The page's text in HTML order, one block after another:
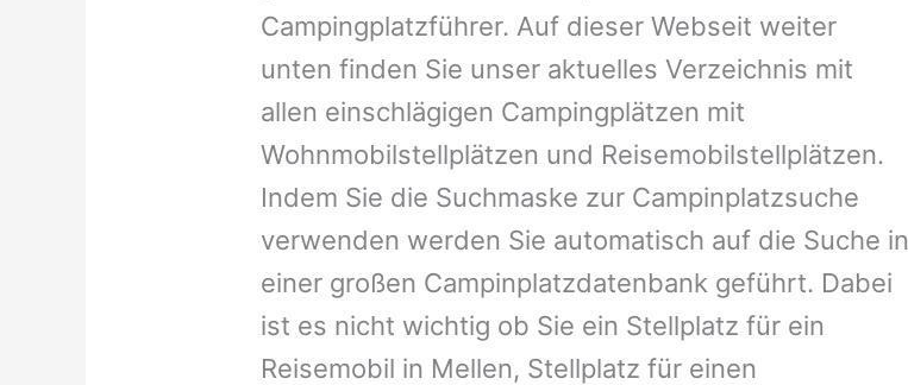
Campingplatzführer. Auf dieser Webseit weiter
unten finden Sie unser aktuelles Verzeichnis mit
allen einschlägigen Campingplätzen mit
Wohnmobilstellplätzen und Reisemobilstellplätzen.
Indem Sie die Suchmaske zur Campinplatzsuche
verwenden werden Sie automatisch auf die Suche in
einer großen Campinplatzdatenbank geführt. Dabei
ist es nicht wichtig ob Sie ein Stellplatz für ein
Reisemobil in Mellen, Stellplatz für einen